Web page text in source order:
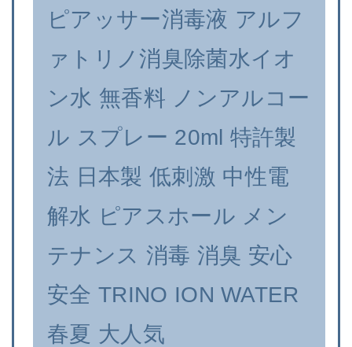
ピアッサー消毒液 アルフ
ァトリノ消臭除菌水イオ
ン水 無香料 ノンアルコー
ル スプレー 20ml 特許製
法 日本製 低刺激 中性電
解水 ピアスホール メン
テナンス 消毒 消臭 安心
安全 TRINO ION WATER
春夏 大人気